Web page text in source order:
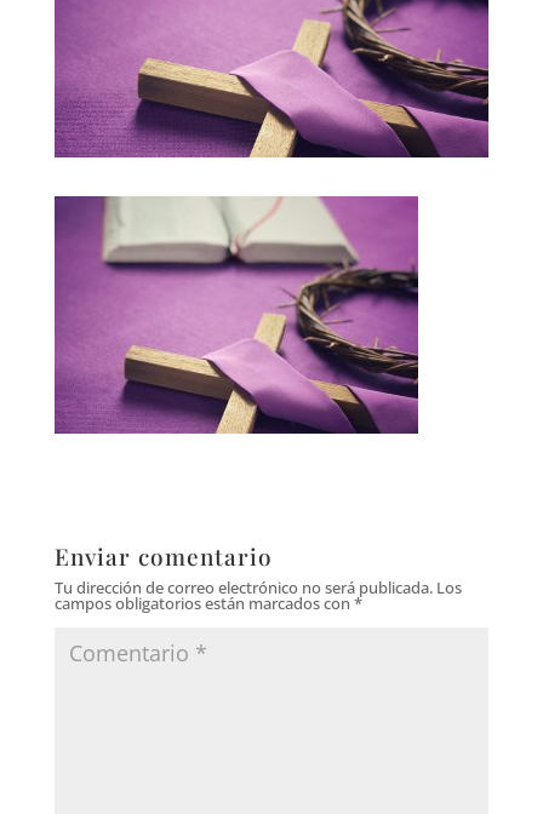
Enviar comentario
Tu dirección de correo electrónico no será publicada. Los
campos obligatorios están marcados con *